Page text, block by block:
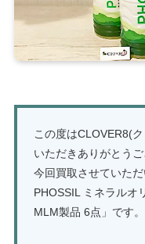
この度はCLOVER8(
いただきありがとうご
今回買取させていた
PHOSSIL ミネラルオ
MLM製品 6点」です。